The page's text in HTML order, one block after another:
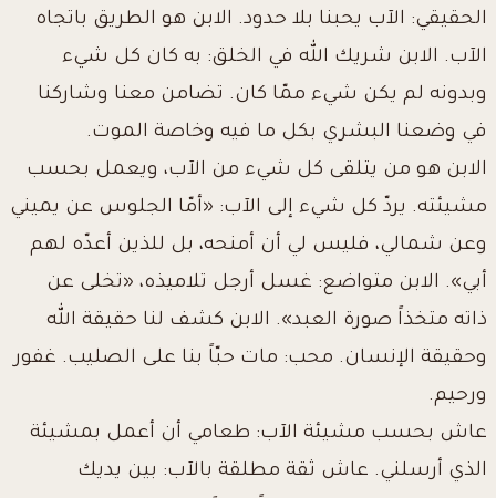
الحقيقي: الآب يحبنا بلا حدود. الابن هو الطريق باتجاه
الآب. الابن شريك الله في الخلق: به كان كل شيء
وبدونه لم يكن شيء ممّا كان. تضامن معنا وشاركنا
في وضعنا البشري بكل ما فيه وخاصة الموت.
الابن هو من يتلقى كل شيء من الآب، ويعمل بحسب
مشيئته. يردّ كل شيء إلى الآب: «أمّا الجلوس عن يميني
وعن شمالي، فليس لي أن أمنحه، بل للذين أعدّه لهم
أبي». الابن متواضع: غسل أرجل تلاميذه، «تخلى عن
ذاته متخذاً صورة العبد». الابن كشف لنا حقيقة الله
وحقيقة الإنسان. محب: مات حبّاً بنا على الصليب. غفور
ورحيم.
عاش بحسب مشيئة الآب: طعامي أن أعمل بمشيئة
الذي أرسلني. عاش ثقة مطلقة بالآب: بين يديك